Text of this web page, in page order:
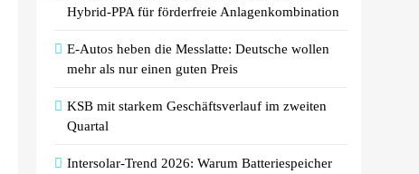
Hybrid-PPA für förderfreie Anlagenkombination
E-Autos heben die Messlatte: Deutsche wollen
mehr als nur einen guten Preis
KSB mit starkem Geschäftsverlauf im zweiten
Quartal
Intersolar-Trend 2026: Warum Batteriespeicher